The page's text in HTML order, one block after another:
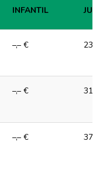
INFANTIL
INFANTIL
–,– € 23,00
–,– € 31,00
–,– € 37,00